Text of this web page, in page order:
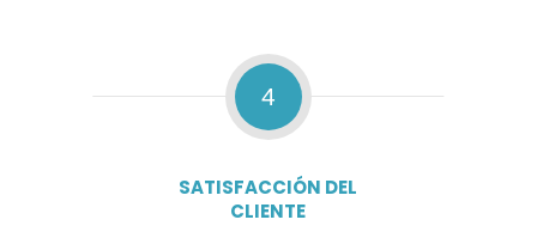
4
SATISFACCIÓN DEL
CLIENTE